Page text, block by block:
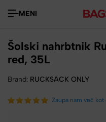
MENI
Šolski nahrbtnik
red, 35L
Brand: RUCKSACK ONLY
Zaupa nam več kot